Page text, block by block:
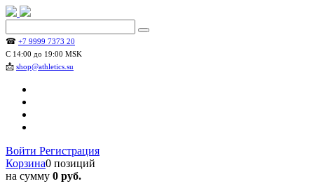
☎ +7 9999 7373 20
С 14:00 до 19:00 MSK
📩 shop@athletics.su
Войти Регистрация
Корзина0 позиций
на сумму 0 руб.